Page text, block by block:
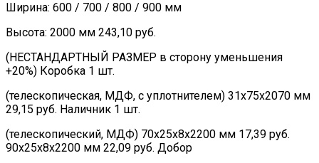
Ширина: 600 / 700 / 800 / 900 мм
Высота: 2000 мм 243,10 руб.
(НЕСТАНДАРТНЫЙ РАЗМЕР в сторону уменьшения
+20%) Коробка 1 шт.
(телескопическая, МДФ, с уплотнителем) 31х75х2070 мм
29,15 руб. Наличник 1 шт.
(телескопический, МДФ) 70х25х8х2200 мм 17,39 руб.
90х25х8х2200 мм 22,09 руб. Добор